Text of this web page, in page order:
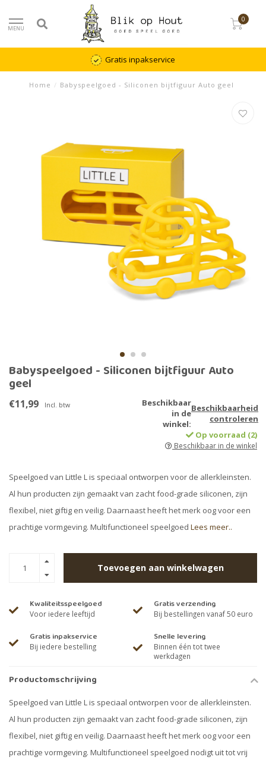
MENU
0
Gratis inpakservice
Home / Babyspeelgoed - Siliconen bijtfiguur Auto geel
Babyspeelgoed - Siliconen bijtfiguur Auto
geel
€11,99 Incl. btw
Beschikbaar
in de
winkel:
Beschikbaarheid
controleren
Op voorraad (2)
Beschikbaar in de winkel
Speelgoed van Little L is speciaal ontworpen voor de allerkleinsten.
Al hun producten zijn gemaakt van zacht food-grade siliconen, zijn
flexibel, niet giftig en veilig. Daarnaast heeft het merk oog voor een
prachtige vormgeving. Multifunctioneel speelgoed Lees meer..
Toevoegen aan winkelwagen
Kwaliteitsspeelgoed
Voor iedere leeftijd
Gratis verzending
Bij bestellingen vanaf 50 euro
Gratis inpakservice
Bij iedere bestelling
Snelle levering
Binnen één tot twee
werkdagen
Productomschrijving
Speelgoed van Little L is speciaal ontworpen voor de allerkleinsten.
Al hun producten zijn gemaakt van zacht food-grade siliconen, zijn
flexibel, niet giftig en veilig. Daarnaast heeft het merk oog voor een
prachtige vormgeving. Multifunctioneel speelgoed nodigt uit tot vrij